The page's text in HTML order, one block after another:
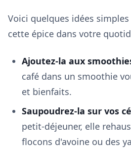
Voici quelques idées
cette épice dans votre
Ajoutez-la aux
café dans un smoothie
et bienfaits.
Saupoudrez-la sur vos
petit-déjeuner, elle
flocons d'avoine ou des